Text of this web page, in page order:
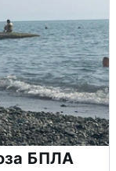
БПЛА